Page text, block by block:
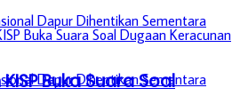
Buka Suara Soal